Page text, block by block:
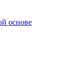
основе